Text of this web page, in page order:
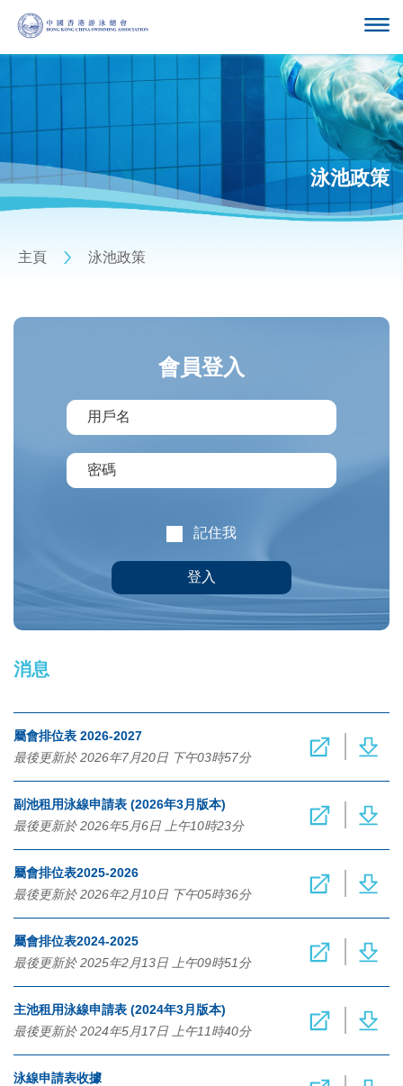
泳池政策
主頁 泳池政策
會員登入
記住我
登入
消息
屬會排位表 2026-2027
最後更新於 2026年7月20日 下午03時57分
副池租用泳線申請表 (2026年3月版本)
最後更新於 2026年5月6日 上午10時23分
屬會排位表2025-2026
最後更新於 2026年2月10日 下午05時36分
屬會排位表2024-2025
最後更新於 2025年2月13日 上午09時51分
主池租用泳線申請表 (2024年3月版本)
最後更新於 2024年5月17日 上午11時40分
泳線申請表收據